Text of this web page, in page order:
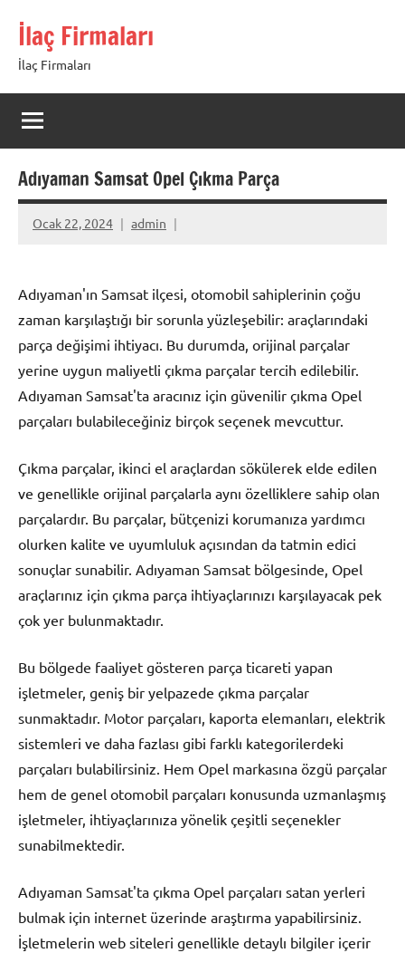
İlaç Firmaları
İlaç Firmaları
Adıyaman Samsat Opel Çıkma Parça
Ocak 22, 2024 admin
Adıyaman'ın Samsat ilçesi, otomobil sahiplerinin çoğu
zaman karşılaştığı bir sorunla yüzleşebilir: araçlarındaki
parça değişimi ihtiyacı. Bu durumda, orijinal parçalar
yerine uygun maliyetli çıkma parçalar tercih edilebilir.
Adıyaman Samsat'ta aracınız için güvenilir çıkma Opel
parçaları bulabileceğiniz birçok seçenek mevcuttur.
Çıkma parçalar, ikinci el araçlardan sökülerek elde edilen
ve genellikle orijinal parçalarla aynı özelliklere sahip olan
parçalardır. Bu parçalar, bütçenizi korumanıza yardımcı
olurken kalite ve uyumluluk açısından da tatmin edici
sonuçlar sunabilir. Adıyaman Samsat bölgesinde, Opel
araçlarınız için çıkma parça ihtiyaçlarınızı karşılayacak pek
çok yer bulunmaktadır.
Bu bölgede faaliyet gösteren parça ticareti yapan
işletmeler, geniş bir yelpazede çıkma parçalar
sunmaktadır. Motor parçaları, kaporta elemanları, elektrik
sistemleri ve daha fazlası gibi farklı kategorilerdeki
parçaları bulabilirsiniz. Hem Opel markasına özgü parçalar
hem de genel otomobil parçaları konusunda uzmanlaşmış
işletmeler, ihtiyaçlarınıza yönelik çeşitli seçenekler
sunabilmektedir.
Adıyaman Samsat'ta çıkma Opel parçaları satan yerleri
bulmak için internet üzerinde araştırma yapabilirsiniz.
İşletmelerin web siteleri genellikle detaylı bilgiler içerir